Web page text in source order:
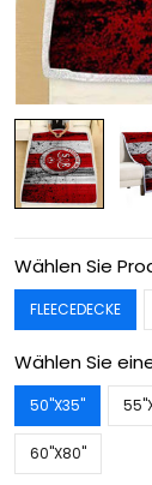
Wählen Sie
FLEECEDECKE
Wählen Sie
50''X35''
60''X80''